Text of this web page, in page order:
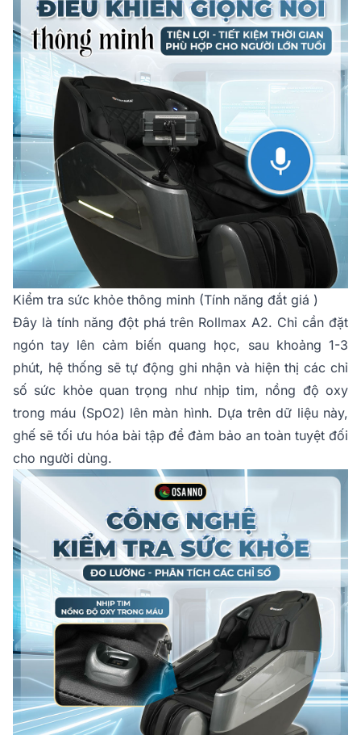
Kiểm tra sức khỏe thông minh (Tính năng đắt giá )
Đây là tính năng đột phá trên Rollmax A2. Chỉ cần đặt
ngón tay lên cảm biến quang học, sau khoảng 1-3
phút, hệ thống sẽ tự động ghi nhận và hiện thị các chỉ
số sức khỏe quan trọng như nhịp tim, nồng độ oxy
trong máu (SpO2) lên màn hình. Dựa trên dữ liệu này,
ghế sẽ tối ưu hóa bài tập để đảm bảo an toàn tuyệt đối
cho người dùng.